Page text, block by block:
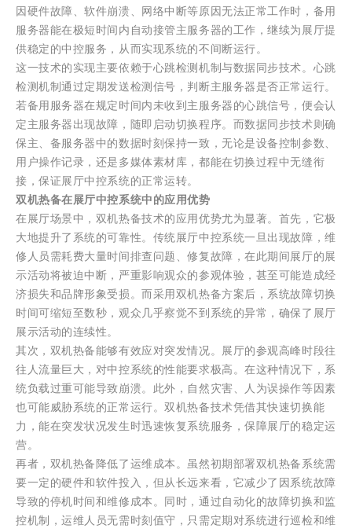
因硬件故障、软件崩溃、网络中断等原因无法正常工作时，备用
服务器能在极短时间内自动接管主服务器的工作，继续为展厅提
供稳定的中控服务，从而实现系统的不间断运行。
这一技术的实现主要依赖于心跳检测机制与数据同步技术。心跳
检测机制通过定期发送检测信号，判断主服务器是否正常运行。
若备用服务器在规定时间内未收到主服务器的心跳信号，便会认
定主服务器出现故障，随即启动切换程序。而数据同步技术则确
保主、备服务器中的数据时刻保持一致，无论是设备控制参数、
用户操作记录，还是多媒体素材库，都能在切换过程中无缝衔
接，保证展厅中控系统的正常运转。
双机热备在展厅中控系统中的应用优势
在展厅场景中，双机热备技术的应用优势尤为显著。首先，它极
大地提升了系统的可靠性。传统展厅中控系统一旦出现故障，维
修人员需耗费大量时间排查问题、修复故障，在此期间展厅的展
示活动将被迫中断，严重影响观众的参观体验，甚至可能造成经
济损失和品牌形象受损。而采用双机热备方案后，系统故障切换
时间可缩短至数秒，观众几乎察觉不到系统的异常，确保了展厅
展示活动的连续性。
其次，双机热备能够有效应对突发情况。展厅的参观高峰时段往
往人流量巨大，对中控系统的性能要求极高。在这种情况下，系
统负载过重可能导致崩溃。此外，自然灾害、人为误操作等因素
也可能威胁系统的正常运行。双机热备技术凭借其快速切换能
力，能在突发状况发生时迅速恢复系统服务，保障展厅的稳定运
营。
再者，双机热备降低了运维成本。虽然初期部署双机热备系统需
要一定的硬件和软件投入，但从长远来看，它减少了因系统故障
导致的停机时间和维修成本。同时，通过自动化的故障切换和监
控机制，运维人员无需时刻值守，只需定期对系统进行巡检和维